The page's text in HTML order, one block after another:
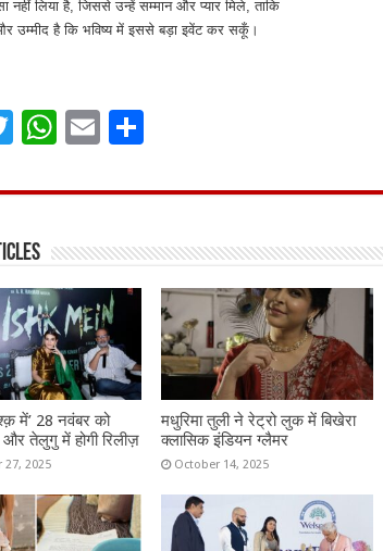
नहीं लिया है, जिससे उन्हें सम्मान और प्यार मिले, ताकि
उम्मीद है कि भविष्य में इससे बड़ा इवेंट कर सकूँ।
T
it
r
W
at
A
p
p
E
ai
S
ar
में’ 28 नवंबर को
और तेलुगु में होगी रिलीज़
27, 2025
मधुरिमा तुली ने रेट्रो लुक में बिखेरा
क्लासिक इंडियन ग्लैमर
October 14, 2025